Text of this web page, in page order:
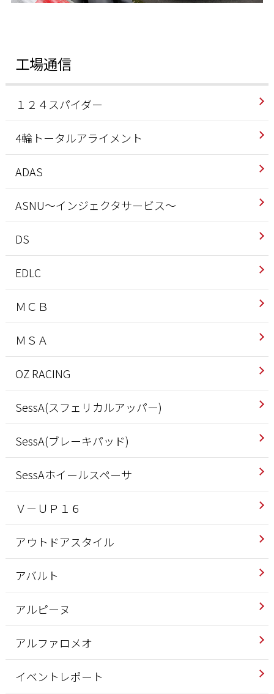
工場通信
１２４スパイダー
4輪トータルアライメント
ADAS
ASNU～インジェクタサービス～
DS
EDLC
ＭＣＢ
ＭＳＡ
OZ RACING
SessA(スフェリカルアッパー)
SessA(ブレーキパッド)
SessAホイールスペーサ
Ｖ－ＵＰ１６
アウトドアスタイル
アバルト
アルピーヌ
アルファロメオ
イベントレポート